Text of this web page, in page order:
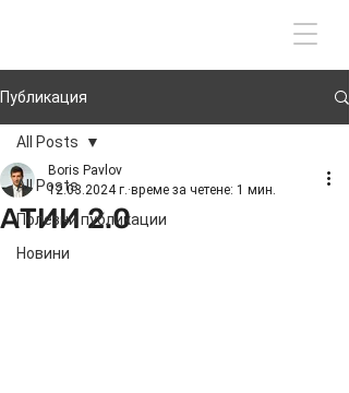
Публикация
All Posts
Полезни публикации
Новини
All Posts
АТИИ 2.0
Boris Pavlov
12.03.2024 г. време за четене: 1 мин.